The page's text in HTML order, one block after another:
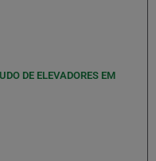
DE ELEVADORES EM